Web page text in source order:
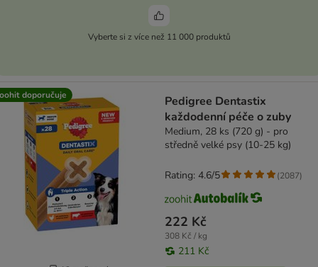
Vyberte si z více než 11 000 produktů
doporučuje
Pedigree Dentastix
každodenní péče o zuby
Medium, 28 ks (720 g) - pro
středně velké psy (10-25 kg)
222 Kč
308 Kč / kg
211 Kč
Rating: 4.6/5 (2087)